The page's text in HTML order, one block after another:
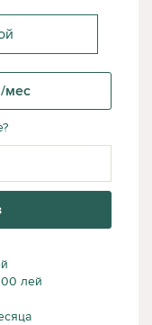
мес
лей